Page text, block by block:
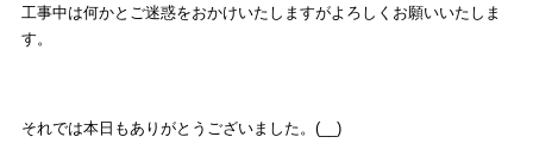
工事中は何かとご迷惑をおかけいたしますがよろしくお願いいたしま
す。
それでは本日もありがとうございました。(__)